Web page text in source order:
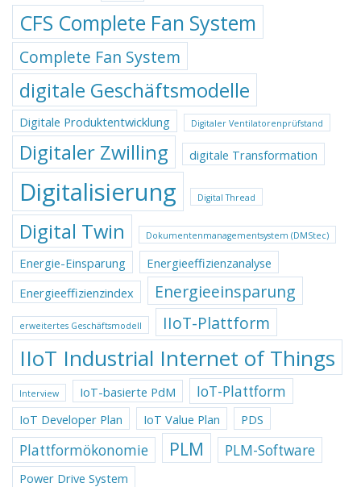
CFS Complete Fan System
Complete Fan System
digitale Geschäftsmodelle
Digitale Produktentwicklung Digitaler Ventilatorenprüfstand
Digitaler Zwilling digitale Transformation
Digitalisierung Digital Thread
Digital Twin Dokumentenmanagementsystem (DMStec)
Energie-Einsparung
Energieeffizienzanalyse
Energieeffizienzindex
Energieeinsparung
erweitertes Geschäftsmodell IIoT-Plattform
IIoT Industrial Internet of Things
Interview IoT-basierte PdM IoT-Plattform
IoT Developer Plan IoT Value Plan PDS
Plattformökonomie PLM PLM-Software
Power Drive System